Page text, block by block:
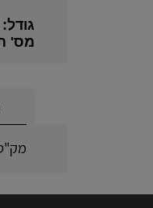
גודל:
מס'